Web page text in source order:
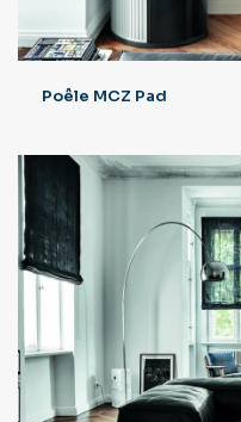
Poêle MCZ Pad